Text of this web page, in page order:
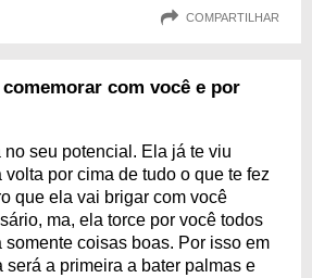
COMPARTILHAR
com você e por
seu potencial. Ela já te viu
volta por cima de tudo o que te fez
que ela vai brigar com você
ma, ela torce por você todos
somente coisas boas. Por isso em
será a primeira a bater palmas e